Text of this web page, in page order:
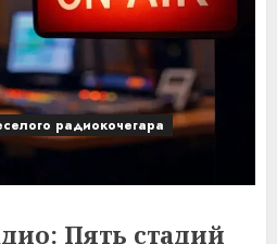
радиокочегара
Пять стадий